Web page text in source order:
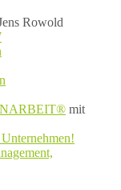
Rowold
mit